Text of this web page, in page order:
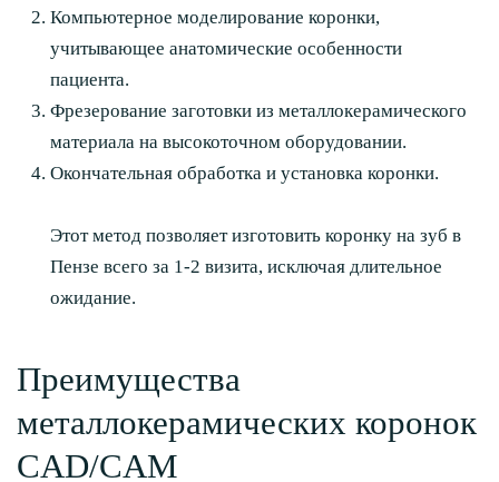
Компьютерное моделирование коронки,
учитывающее анатомические особенности
пациента.
Фрезерование заготовки из металлокерамического
материала на высокоточном оборудовании.
Окончательная обработка и установка коронки.
Этот метод позволяет изготовить коронку на зуб в
Пензе всего за 1-2 визита, исключая длительное
ожидание.
Преимущества
металлокерамических коронок
CAD/CAM